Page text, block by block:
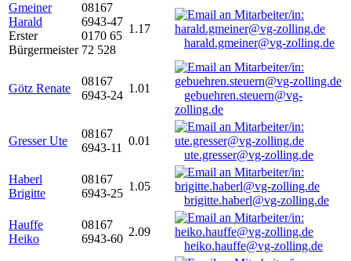
Gmeiner
Harald
Erster
Bürgermeister
08167
6943-47
0170 65
72 528
1.17
harald.gmeiner@vg-zolling.de
Götz Renate
08167
6943-24
1.01
gebuehren.steuern@vg-
zolling.de
Gresser Ute
08167
6943-11
0.01
ute.gresser@vg-zolling.de
Haberl
Brigitte
08167
6943-25
1.05
brigitte.haberl@vg-zolling.de
Hauffe
Heiko
08167
6943-60
2.09
heiko.hauffe@vg-zolling.de